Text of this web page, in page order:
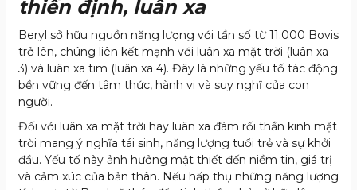
thiền định, luân xa
Beryl sở hữu nguồn năng lượng với tần số từ 11.000 Bovis
trở lên, chúng liên kết mạnh với luân xa mặt trời (luân xa
3) và luân xa tim (luân xa 4). Đây là những yếu tố tác động
bền vững đến tâm thức, hành vi và suy nghĩ của con
người.
Đối với luân xa mặt trời hay luân xa đám rối thần kinh mặt
trời mang ý nghĩa tái sinh, năng lượng tuổi trẻ và sự khởi
đầu. Yếu tố này ảnh hưởng mật thiết đến niềm tin, giá trị
và cảm xúc của bản thân. Nếu hấp thụ những năng lượng